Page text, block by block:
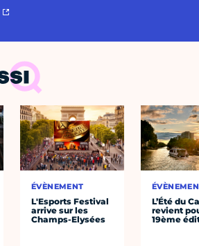
ÉVÈNEMENT
L'Esports Festival
arrive sur les
Champs-Elysées
L’Été du
revient
19ème